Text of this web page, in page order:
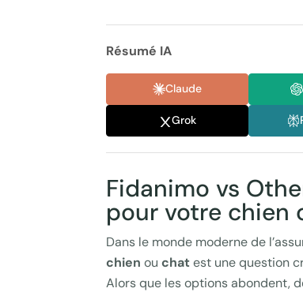
Résumé IA
Claude
Grok
Fidanimo vs
pour votre chien
Dans le monde moderne de
chien ouchatest une question
Alors que les options abondent,